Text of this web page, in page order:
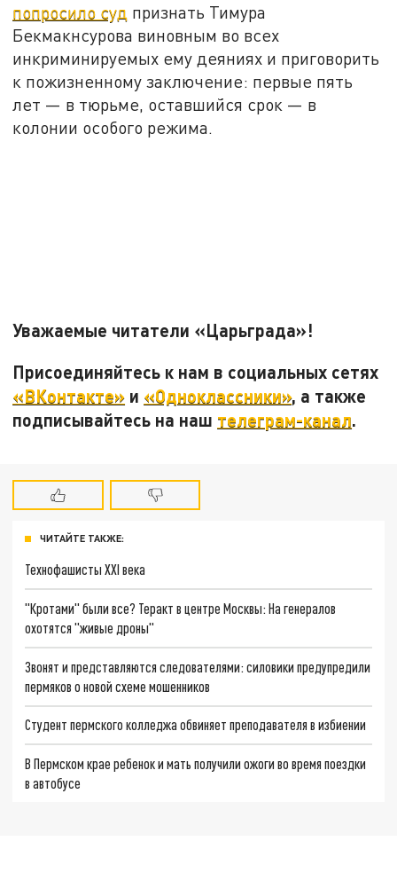
попросило суд признать Тимура
Бекмакнсурова виновным во всех
инкриминируемых ему деяниях и приговорить
к пожизненному заключение: первые пять
лет — в тюрьме, оставшийся срок — в
колонии особого режима.
Уважаемые читатели «Царьграда»!
Присоединяйтесь к нам в социальных сетях
«ВКонтакте» и «Одноклассники», а также
подписывайтесь на наш телеграм-канал.
ЧИТАЙТЕ ТАКЖЕ:
Технофашисты XXI века
"Кротами" были все? Теракт в центре Москвы: На генералов
охотятся "живые дроны"
Звонят и представляются следователями: силовики предупредили
пермяков о новой схеме мошенников
Студент пермского колледжа обвиняет преподавателя в избиении
В Пермском крае ребенок и мать получили ожоги во время поездки
в автобусе